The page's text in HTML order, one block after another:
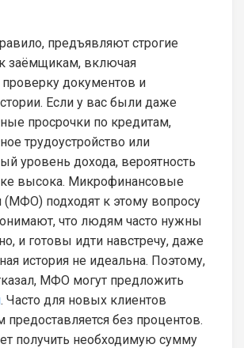
предъявляют строгие
заёмщикам, включая
документов и
Если у вас были даже
просрочки по кредитам,
трудоустройство или
уровень дохода, вероятность
высока. Микрофинансовые
(МФО) подходят к этому вопросу
что людям часто нужны
и готовы идти навстречу, даже
история не идеальна. Поэтому,
МФО могут предложить
. Часто для новых клиентов
без процентов.
получить необходимую сумму